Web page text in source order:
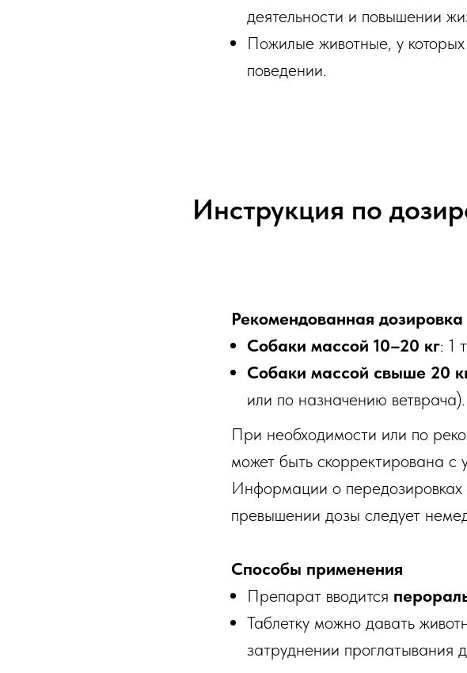
деятельности и повышении
Пожилые животные, у
поведении.
Инструкция по
Рекомендованная дозировка
Собаки массой 10–20 кг: 1
Собаки массой свыше 20
или по назначению ветврача).
При необходимости или по
может быть скорректирована с
Информации о
превышении дозы следует
Способы применения
Препарат вводится
Таблетку можно давать
затруднении проглатывания